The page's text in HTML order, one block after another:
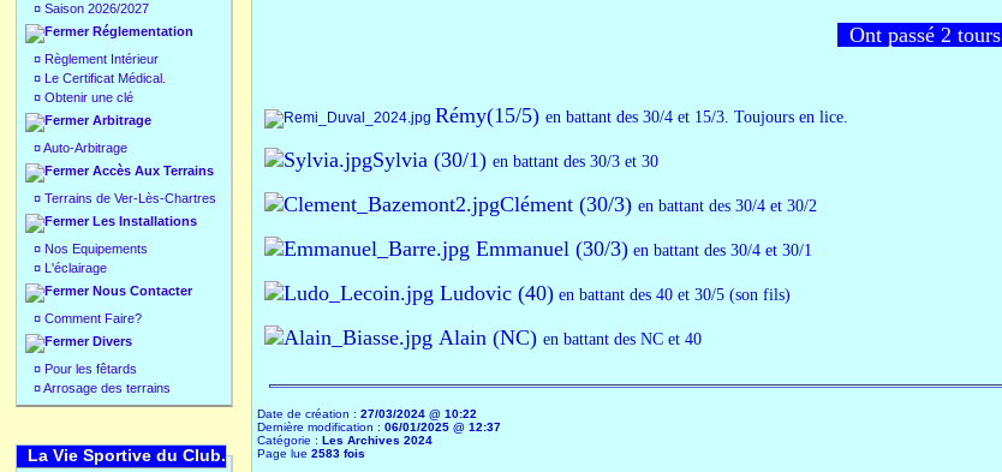
¤ Saison 2026/2027
Réglementation
¤ Règlement Intérieur
¤ Le Certificat Médical.
¤ Obtenir une clé
Arbitrage
¤Auto-Arbitrage
Accès Aux Terrains
¤ Terrains de Ver-Lès-Chartres
Les Installations
¤ Nos Equipements
¤ L'éclairage
Nous Contacter
¤ Comment Faire?
Divers
¤ Pour les fêtards
¤Arrosage des terrains
La Vie Sportive du Club.
Ont passé 2 tours
Rémy(15/5) en battant des 30/4 et 15/3. Toujours en lice.
Sylvia (30/1) en battant des 30/3 et 30
Clément (30/3) en battant des 30/4 et 30/2
Emmanuel (30/3) en battant des 30/4 et 30/1
Ludovic (40) en battant des 40 et 30/5 (son fils)
Alain (NC) en battant des NC et 40
Date de création : 27/03/2024 @ 10:22
Dernière modification : 06/01/2025 @ 12:37
Catégorie : Les Archives 2024
Page lue 2583 fois